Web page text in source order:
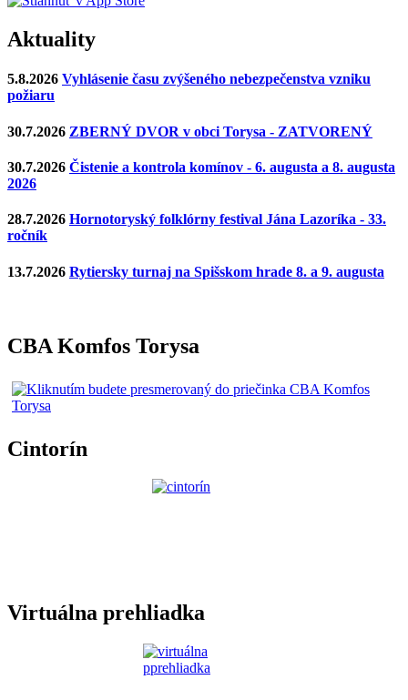
Aktuality
5.8.2026 Vyhlásenie času zvýšeného nebezpečenstva vzniku
požiaru
30.7.2026 ZBERNÝ DVOR v obci Torysa - ZATVORENÝ
30.7.2026 Čistenie a kontrola komínov - 6. augusta a 8. augusta
2026
28.7.2026 Hornotoryský folklórny festival Jána Lazoríka - 33.
ročník
13.7.2026 Rytiersky turnaj na Spišskom hrade 8. a 9. augusta
CBA Komfos Torysa
Cintorín
Virtuálna prehliadka